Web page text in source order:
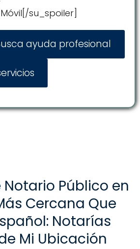
su_spoiler]
ayuda profesional
Público en
Cercana Que
Notarías
Mi Ubicación